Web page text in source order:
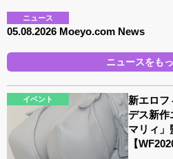
ニュース
05.08.2026 Moeyo.com News
ニュースをも
イベント
新エロフ
デス新作
マリィ」
【